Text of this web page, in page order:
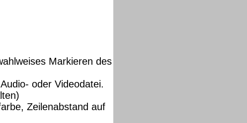
Markieren des
oder Videodatei.
Zeilenabstand auf